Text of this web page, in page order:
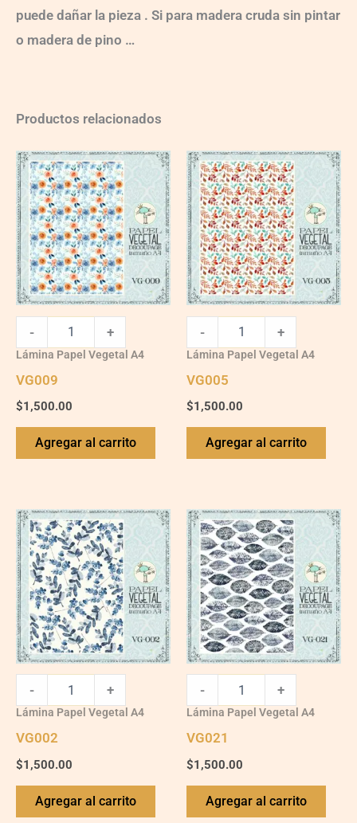
puede dañar la pieza . Si para madera cruda sin pintar
o madera de pino …
Productos relacionados
VG009
quantity
- +
Lámina Papel Vegetal A4
VG009
$1,500.00
Agregar al carrito
VG005
quantity
- +
Lámina Papel Vegetal A4
VG005
$1,500.00
Agregar al carrito
VG002
quantity
- +
Lámina Papel Vegetal A4
VG002
$1,500.00
Agregar al carrito
VG021
quantity
- +
Lámina Papel Vegetal A4
VG021
$1,500.00
Agregar al carrito